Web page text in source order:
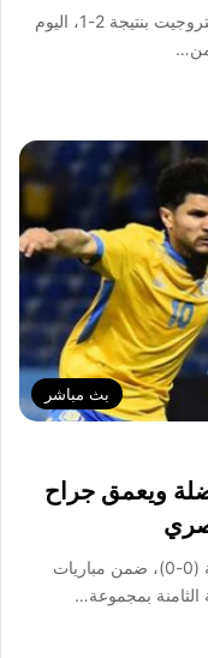
سقط الاتحاد السكندري في فخ الهزيمة أمام بتروجيت بنتيجة 2-1، اليوم
بث مباشر
ويعمق جراح
تعادل غزل المحلة مع ضيفه الإسماعيلي بنتيجة (0-0)، ضمن مباريات